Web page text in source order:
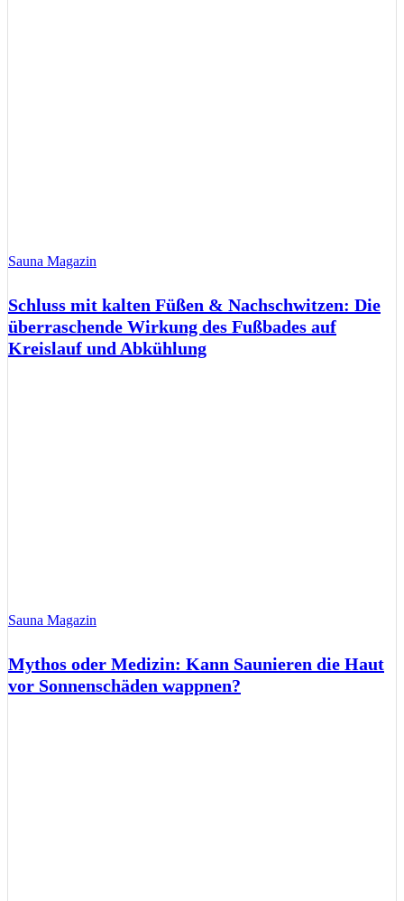
Sauna Magazin
Schluss mit kalten Füßen & Nachschwitzen: Die
überraschende Wirkung des Fußbades auf
Kreislauf und Abkühlung
Sauna Magazin
Mythos oder Medizin: Kann Saunieren die Haut
vor Sonnenschäden wappnen?